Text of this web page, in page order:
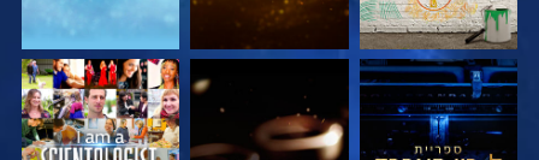
בדוק את הסדרה בדוק את הסדרה צפה